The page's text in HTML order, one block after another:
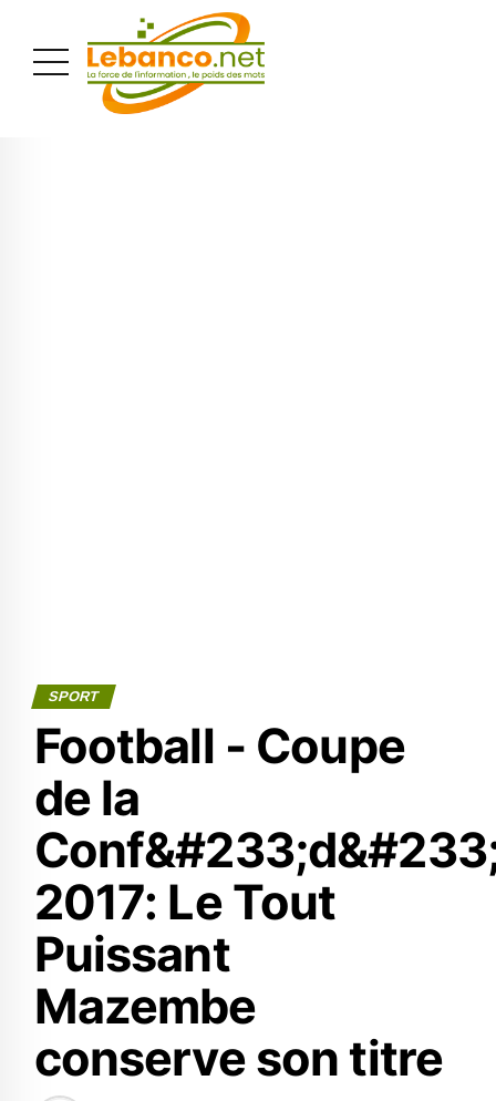
SPORT
Football - Coupe
de la
2017: Le Tout
Puissant
Mazembe
conserve son titre